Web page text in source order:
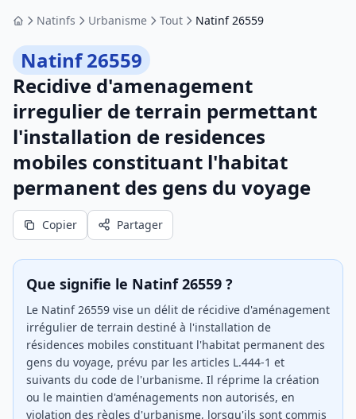
AccueilNatinfs Urbanisme Tout Natinf 26559
Natinf 26559
Recidive d'amenagement
irregulier de terrain permettant
l'installation de residences
mobiles constituant l'habitat
permanent des gens du voyage
Copier Partager
Que signifie le Natinf 26559 ?
Le Natinf 26559 vise un délit de récidive d'aménagement
irrégulier de terrain destiné à l'installation de
résidences mobiles constituant l'habitat permanent des
gens du voyage, prévu par les articles L.444-1 et
suivants du code de l'urbanisme. Il réprime la création
ou le maintien d'aménagements non autorisés, en
violation des règles d'urbanisme, lorsqu'ils sont commis